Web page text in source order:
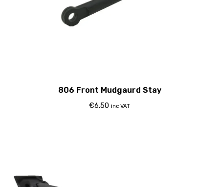
806 Front Mudgaurd Stay
€6.50 inc VAT